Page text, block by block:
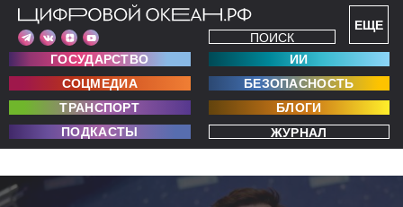
ЕЩЕ
ПОИСК
ГОСУДАРСТВО
ИИ
СОЦМЕДИА
БЕЗОПАСНОСТЬ
ТРАНСПОРТ
БЛОГИ
ПОДКАСТЫ
ЖУРНАЛ